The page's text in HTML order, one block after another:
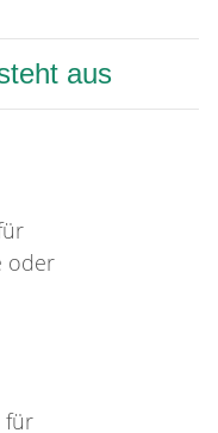
aus
für